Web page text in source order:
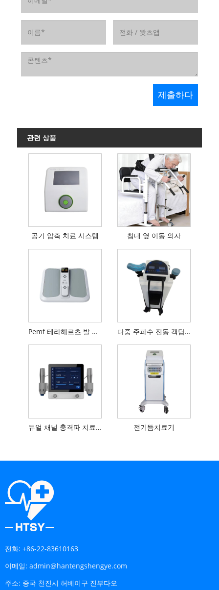
관련 상품
공기 압축 치료 시스템 침대 옆 이동 의자
Pemf 테라헤르츠 발 장치 다중 주파수 진동 객담 추출기
듀얼 채널 충격파 치료 시스템 전기뜸치료기
전화: +86-22-83610163
이메일: admin@hantengshengye.com
주소: 중국 천진시 허베이구 진부다오